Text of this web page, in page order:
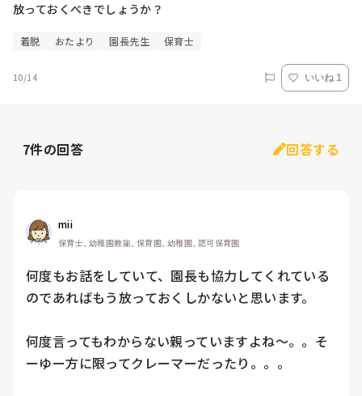
放っておくべきでしょうか？
着脱 おたより 園長先生 保育士
10/14 いいね 1
7件の回答 回答する
mii
保育士, 幼稚園教諭, 保育園, 幼稚園, 認可保育園
何度もお話をしていて、園長も協力してくれている
のであればもう放っておくしかないと思います。
何度言ってもわからない親っていますよね〜。。そ
ーゆー方に限ってクレーマーだったり。。。